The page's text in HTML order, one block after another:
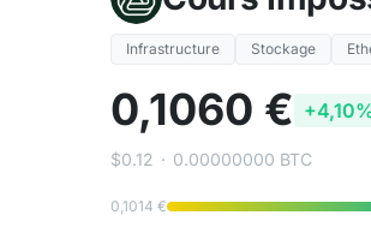
Infrastructure Stockage
0,1060 €
$0.12 · 0.00000000 BTC
0,1014 €